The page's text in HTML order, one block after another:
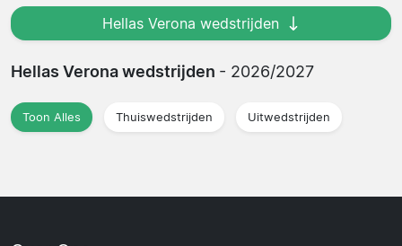
Hellas Verona wedstrijden
Hellas Verona wedstrijden - 2026/2027
Toon Alles Thuiswedstrijden Uitwedstrijden